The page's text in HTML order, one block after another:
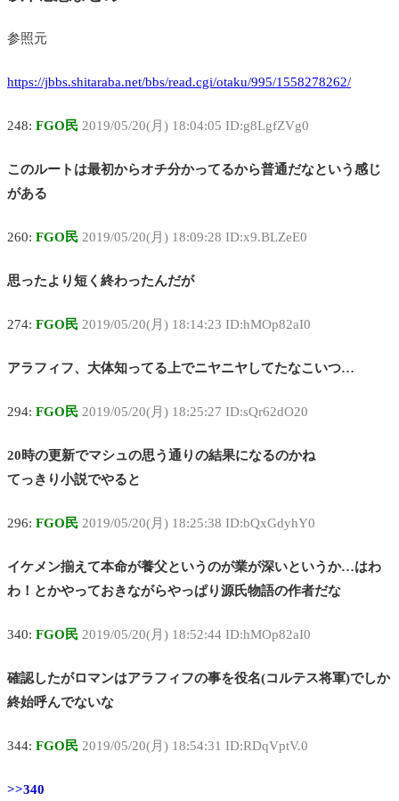
参照元
https://jbbs.shitaraba.net/bbs/read.cgi/otaku/995/1558278262/
248: FGO民 2019/05/20(月) 18:04:05 ID:g8LgfZVg0
このルートは最初からオチ分かってるから普通だなという感じ
がある
260: FGO民 2019/05/20(月) 18:09:28 ID:x9.BLZeE0
思ったより短く終わったんだが
274: FGO民 2019/05/20(月) 18:14:23 ID:hMOp82aI0
アラフィフ、大体知ってる上でニヤニヤしてたなこいつ…
294: FGO民 2019/05/20(月) 18:25:27 ID:sQr62dO20
20時の更新でマシュの思う通りの結果になるのかね
てっきり小説でやると
296: FGO民 2019/05/20(月) 18:25:38 ID:bQxGdyhY0
イケメン揃えて本命が養父というのが業が深いというか…はわ
わ！とかやっておきながらやっぱり源氏物語の作者だな
340: FGO民 2019/05/20(月) 18:52:44 ID:hMOp82aI0
確認したがロマンはアラフィフの事を役名(コルテス将軍)でしか
終始呼んでないな
344: FGO民 2019/05/20(月) 18:54:31 ID:RDqVptV.0
>>340